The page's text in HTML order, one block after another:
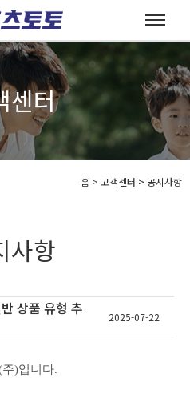
센터
홈 > 고객센터 > 공지사항
사항
상품 유형 추
2025-07-22
)입니다.